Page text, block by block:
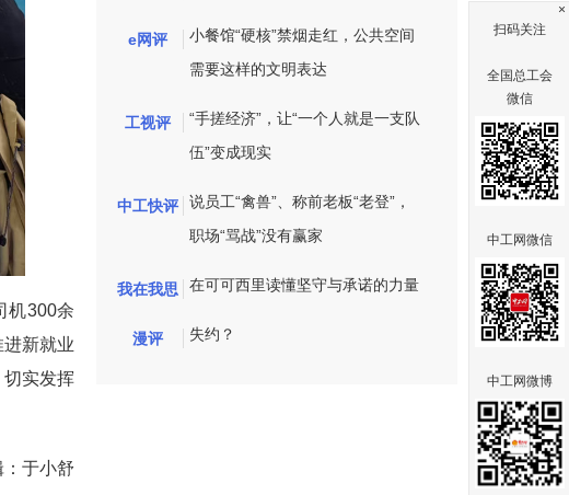
机300余
新就业
实发挥
于小舒
e网评
小餐馆“硬核”禁烟走红，公共空间
需要这样的文明表达
工视评
“手搓经济”，让“一个人就是一支队
伍”变成现实
中工快评
说员工“禽兽”、称前老板“老登”，
职场“骂战”没有赢家
我在我思 在可可西里读懂坚守与承诺的力量
漫评 失约？
扫码关注
全国总工会
微信
中工网微信
中工网微博
×